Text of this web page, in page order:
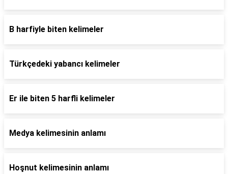
B harfiyle biten kelimeler
Türkçedeki yabancı kelimeler
Er ile biten 5 harfli kelimeler
Medya kelimesinin anlamı
Hoşnut kelimesinin anlamı